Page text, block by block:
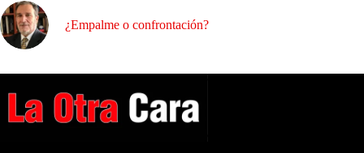
¿Empalme o confrontación?